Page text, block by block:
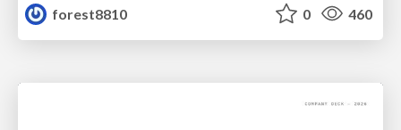
forest8810
0 460